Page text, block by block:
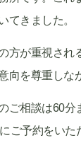
てきました。
方が重視さ
向を尊重しな
ご相談は60
ご予約をい